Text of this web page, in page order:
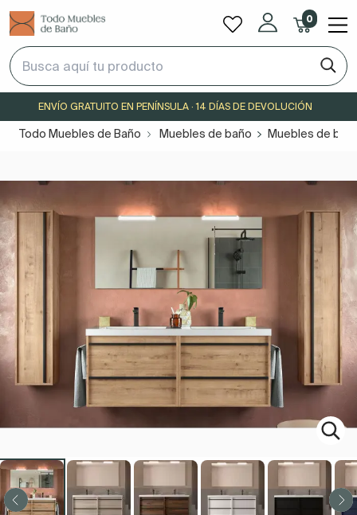
0
ENVÍO GRATUITO EN PENÍNSULA · 14 DÍAS DE DEVOLUCIÓN
Todo Muebles de Baño Muebles de baño Muebles de